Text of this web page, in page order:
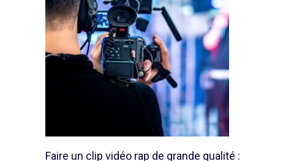
Faire un clip vidéo rap de grande qualité :